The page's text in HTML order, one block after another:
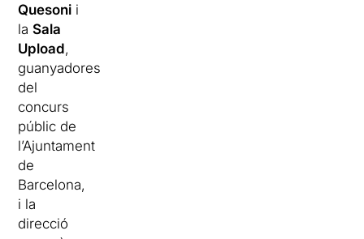
Quesoni i
laSala
Upload,
guanyadores
del
concurs
públic de
l’Ajuntament
de
Barcelona,
i la
direcció